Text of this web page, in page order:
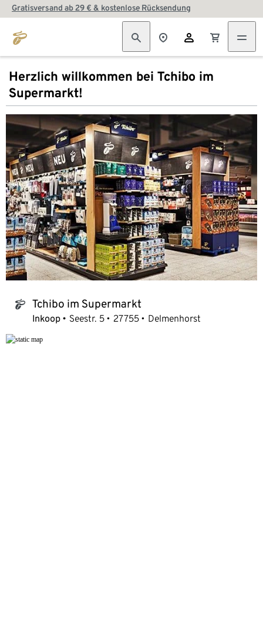
Gratisversand ab 29 € & kostenlose Rücksendung
Herzlich willkommen bei Tchibo im
Supermarkt!
tchibo_logo Tchibo im Supermarkt
Inkoop Seestr. 5 27755 Delmenhorst